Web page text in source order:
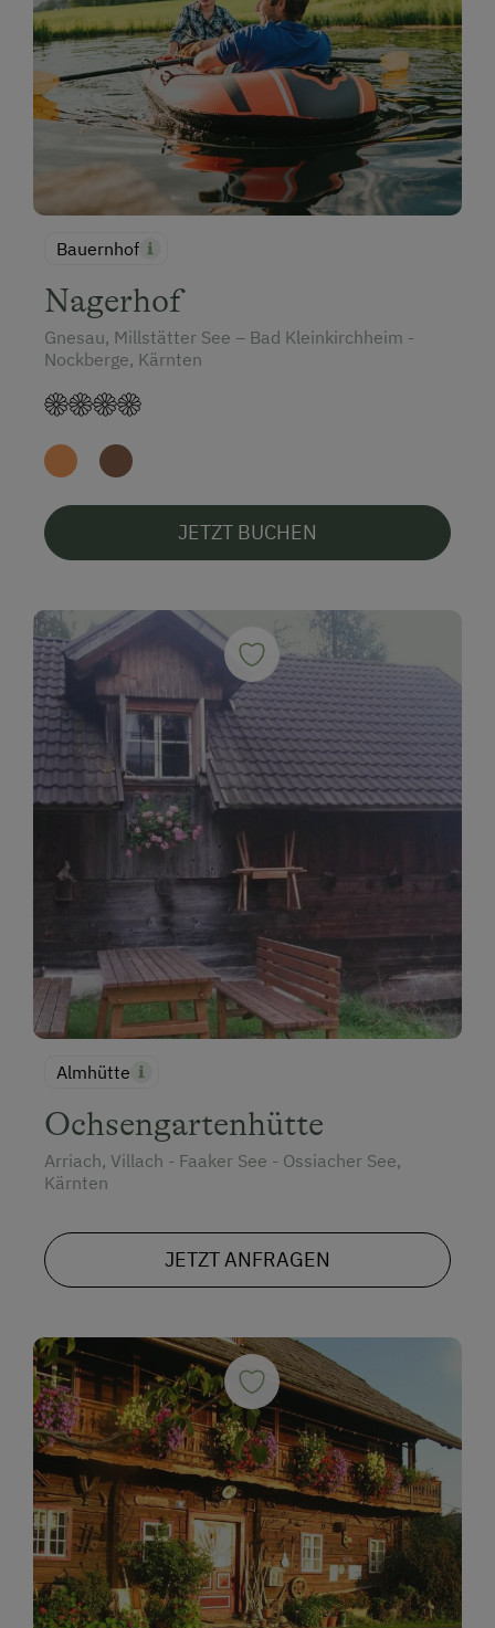
Bauernhof
Nagerhof
Gnesau, Millstätter See – Bad Kleinkirchheim -
Nockberge, Kärnten
JETZT BUCHEN
Almhütte
Ochsengartenhütte
Arriach, Villach - Faaker See - Ossiacher See,
Kärnten
JETZT ANFRAGEN